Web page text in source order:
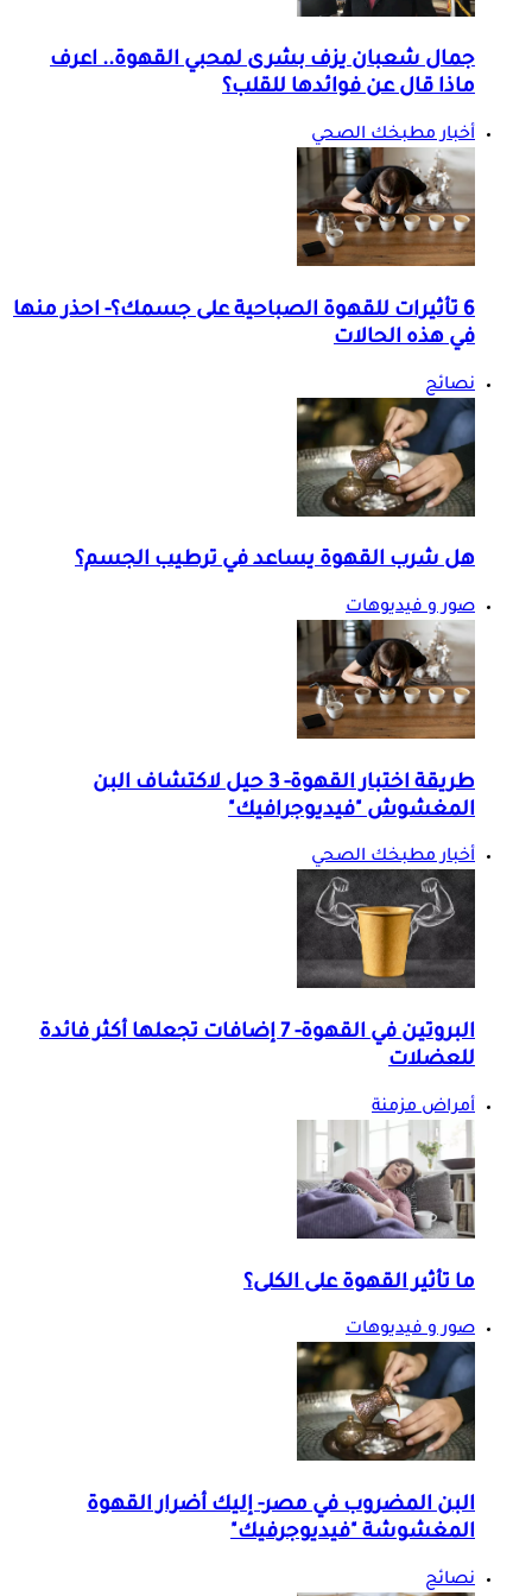
جمال شعبان يزف بشرى لمحبي القهوة.. اعرف
ماذا قال عن فوائدها للقلب؟
أخبار مطبخك الصحي
6 تأثيرات للقهوة الصباحية على جسمك؟- احذر منها
في هذه الحالات
نصائح
هل شرب القهوة يساعد في ترطيب الجسم؟
صور و فيديوهات
طريقة اختبار القهوة- 3 حيل لاكتشاف البن
المغشوش "فيديوجرافيك"
أخبار مطبخك الصحي
البروتين في القهوة- 7 إضافات تجعلها أكثر فائدة
للعضلات
أمراض مزمنة
ما تأثير القهوة على الكلى؟
صور و فيديوهات
البن المضروب في مصر- إليك أضرار القهوة
المغشوشة "فيديوجرفيك"
نصائح